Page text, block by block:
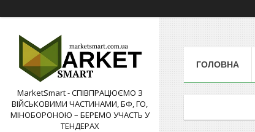
MarketSmart - СПІВПРАЦЮЄМО З
ВІЙСЬКОВИМИ ЧАСТИНАМИ, БФ, ГО,
МІНОБОРОНОЮ – БЕРЕМО УЧАСТЬ У
ТЕНДЕРАХ
ГОЛОВНА